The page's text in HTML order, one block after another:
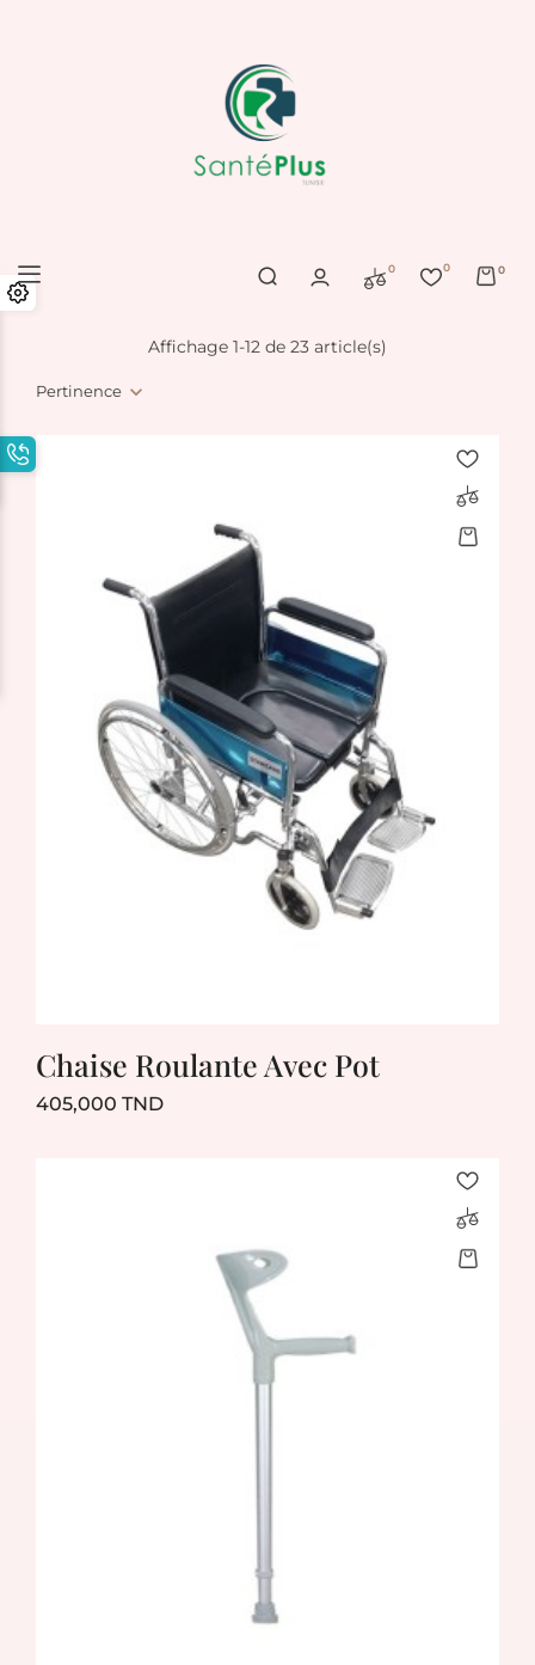
0 0 0
Pertinence
Affichage 1-12 de 23 article(s)
Chaise Roulante Avec Pot
405,000 TNDPrix